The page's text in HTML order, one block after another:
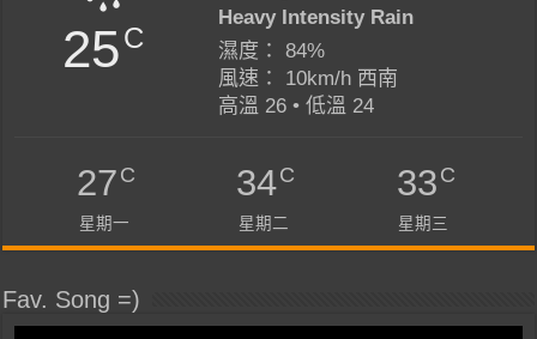
25C
Heavy Intensity Rain
濕度： 84%
風速： 10km/h 西南
高溫 26 • 低溫 24
27C
星期一
34C
星期二
33C
星期三
Fav. Song =)